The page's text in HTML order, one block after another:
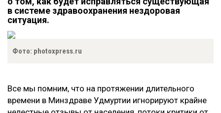
в системе здравоохранения нездоровая
ситуация.
Фото: photoxpress.ru
Все мы помним, что на протяжении длительного
времени в Минздраве Удмуртии игнорируют крайне